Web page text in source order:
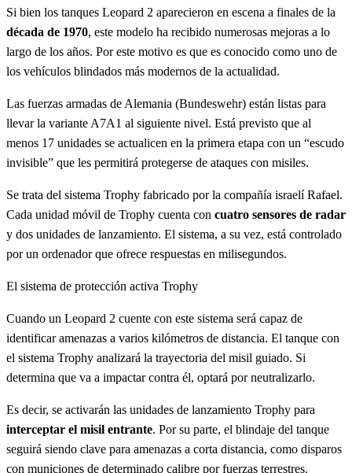
Si bien los tanques Leopard 2 aparecieron en escena a finales de la
década de 1970, este modelo ha recibido numerosas mejoras a lo
largo de los años. Por este motivo es que es conocido como uno de
los vehículos blindados más modernos de la actualidad.
Las fuerzas armadas de Alemania (Bundeswehr) están listas para
llevar la variante A7A1 al siguiente nivel. Está previsto que al
menos 17 unidades se actualicen en la primera etapa con un “escudo
invisible” que les permitirá protegerse de ataques con misiles.
Se trata del sistema Trophy fabricado por la compañía israelí Rafael.
Cada unidad móvil de Trophy cuenta con cuatro sensores de radar
y dos unidades de lanzamiento. El sistema, a su vez, está controlado
por un ordenador que ofrece respuestas en milisegundos.
El sistema de protección activa Trophy
Cuando un Leopard 2 cuente con este sistema será capaz de
identificar amenazas a varios kilómetros de distancia. El tanque con
el sistema Trophy analizará la trayectoria del misil guiado. Si
determina que va a impactar contra él, optará por neutralizarlo.
Es decir, se activarán las unidades de lanzamiento Trophy para
interceptar el misil entrante. Por su parte, el blindaje del tanque
seguirá siendo clave para amenazas a corta distancia, como disparos
con municiones de determinado calibre por fuerzas terrestres.